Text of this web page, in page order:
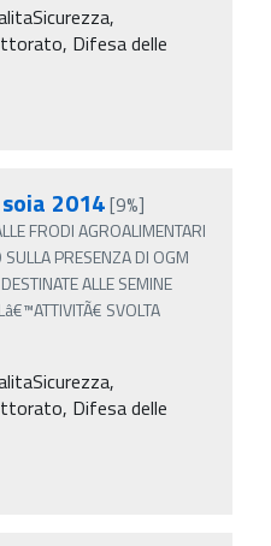
Difesa delle
2014[9%]
FRODI AGROALIMENTARI
PRESENZA DI OGM
ALLE SEMINE
SVOLTA
Difesa delle